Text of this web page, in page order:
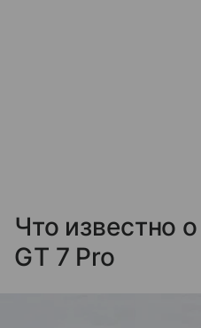
Что известно
GT 7 Pro